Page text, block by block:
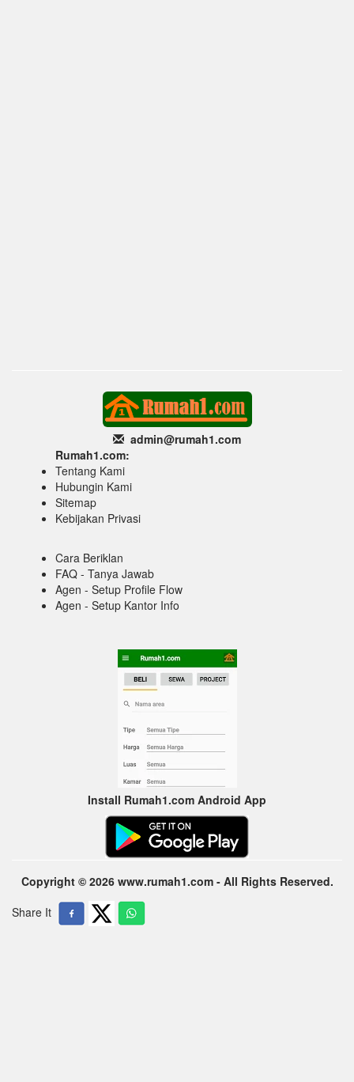
admin@rumah1.com
Rumah1.com:
Tentang Kami
Hubungin Kami
Sitemap
Kebijakan Privasi
Cara Beriklan
FAQ - Tanya Jawab
Agen - Setup Profile Flow
Agen - Setup Kantor Info
Install Rumah1.com Android App
Copyright © 2026 www.rumah1.com - All Rights Reserved.
Share It